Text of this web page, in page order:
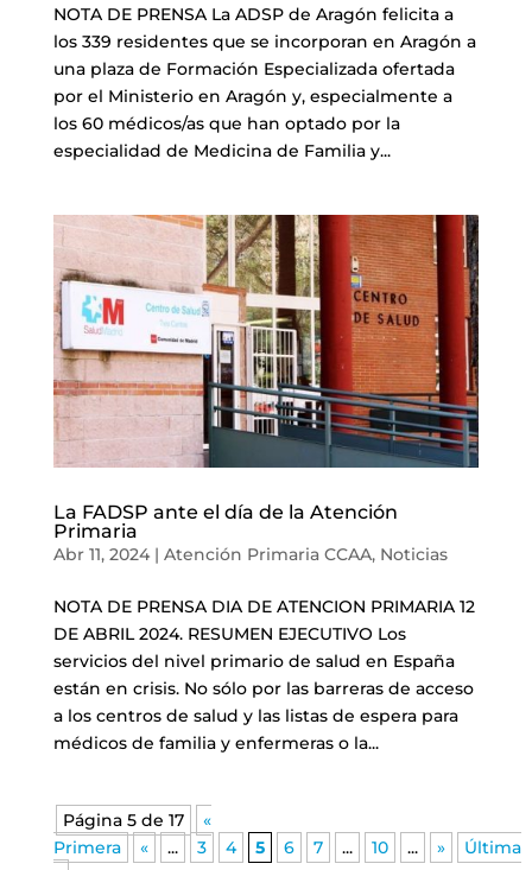
NOTA DE PRENSA La ADSP de Aragón felicita a
los 339 residentes que se incorporan en Aragón a
una plaza de Formación Especializada ofertada
por el Ministerio en Aragón y, especialmente a
los 60 médicos/as que han optado por la
especialidad de Medicina de Familia y...
La FADSP ante el día de la Atención
Primaria
Abr 11, 2024| Atención Primaria CCAA, Noticias
NOTA DE PRENSA DIA DE ATENCION PRIMARIA 12
DE ABRIL 2024. RESUMEN EJECUTIVO Los
servicios del nivel primario de salud en España
están en crisis. No sólo por las barreras de acceso
a los centros de salud y las listas de espera para
médicos de familia y enfermeras o la...
Página 5 de 17
«
Primera
« ... 3 4 5 6 7 ... 10 ... »
Última